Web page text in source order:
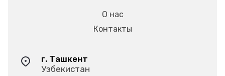
О нас
Контакты
г. Ташкент
Узбекистан